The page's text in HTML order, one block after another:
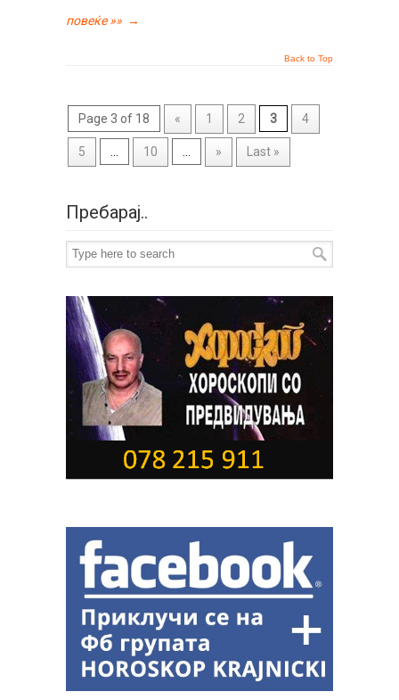
повеќе »» →
Back to Top
Page 3 of 18 « 1 2 3 4
5 ... 10 ... » Last »
Пребарај..